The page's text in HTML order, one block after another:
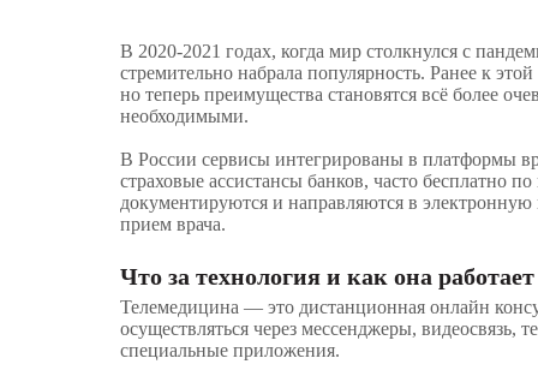
В 2020-2021 годах, когда мир столкнулся с
стремительно набрала популярность. Ранее к
но теперь преимущества становятся всё более
необходимыми.
В России сервисы интегрированы в платформы
страховые ассистансы банков, часто бесплатно
документируются и направляются в
прием врача.
Что за технология и как она работает
Телемедицина — это дистанционная онлайн
осуществляться через мессенджеры, видеосвязь,
специальные приложения.